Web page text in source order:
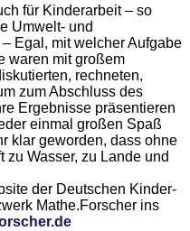
für Kinderarbeit – so
Umwelt- und
Egal, mit welcher Aufgabe
waren mit großem
rechneten,
zum Abschluss des
Ergebnisse präsentieren
einmal großen Spaß
klar geworden, dass ohne
zu Wasser, zu Lande und
der Deutschen Kinder-
Mathe.Forscher ins